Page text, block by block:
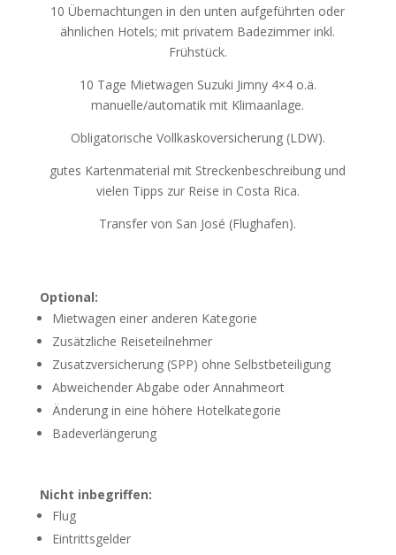
10 Übernachtungen in den unten aufgeführten oder
ähnlichen Hotels; mit privatem Badezimmer inkl.
Frühstück.
10 Tage Mietwagen Suzuki Jimny 4×4 o.ä.
manuelle/automatik mit Klimaanlage.
Obligatorische Vollkaskoversicherung (LDW).
gutes Kartenmaterial mit Streckenbeschreibung und
vielen Tipps zur Reise in Costa Rica.
Transfer von San José (Flughafen).
Optional:
Mietwagen einer anderen Kategorie
Zusätzliche Reiseteilnehmer
Zusatzversicherung (SPP) ohne Selbstbeteiligung
Abweichender Abgabe oder Annahmeort
Änderung in eine höhere Hotelkategorie
Badeverlängerung
Nicht inbegriffen:
Flug
Eintrittsgelder